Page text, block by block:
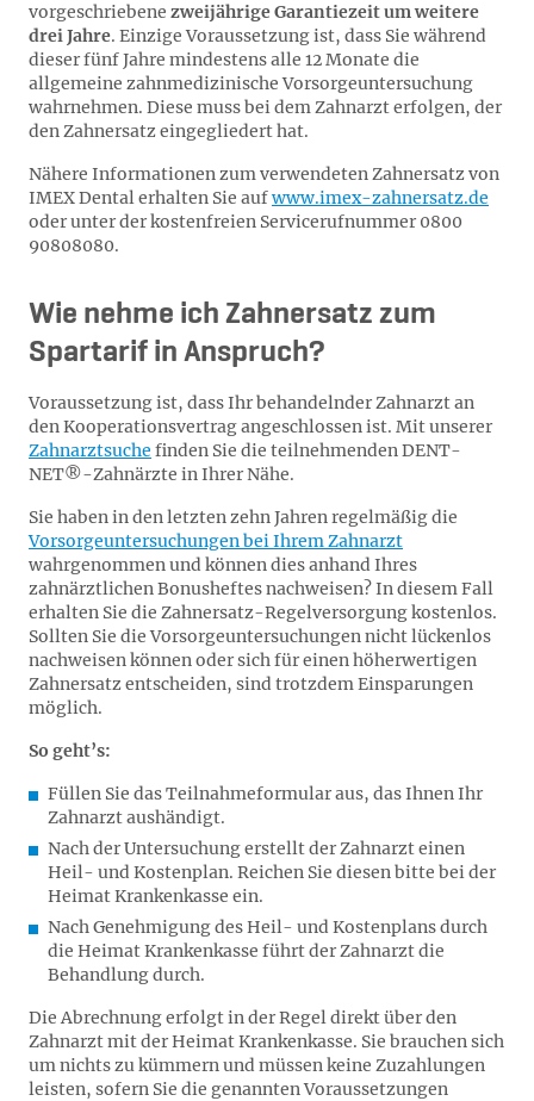
vorgeschriebene zweijährige Garantiezeit um weitere
drei Jahre. Einzige Voraussetzung ist, dass Sie während
dieser fünf Jahre mindestens alle 12 Monate die
allgemeine zahnmedizinische Vorsorgeuntersuchung
wahrnehmen. Diese muss bei dem Zahnarzt erfolgen, der
den Zahnersatz eingegliedert hat.
Nähere Informationen zum verwendeten Zahnersatz von
IMEX Dental erhalten Sie aufwww.imex-zahnersatz.de
oder unter der kostenfreien Servicerufnummer 0800
90808080.
Wie nehme ich Zahnersatz zum
Spartarif in Anspruch?
Voraussetzung ist, dass Ihr behandelnder Zahnarzt an
den Kooperationsvertrag angeschlossen ist. Mit unserer
Zahnarztsuche finden Sie die teilnehmenden DENT-
NET®-Zahnärzte in Ihrer Nähe.
Sie haben in den letzten zehn Jahren regelmäßig die
Vorsorgeuntersuchungen bei Ihrem Zahnarzt
wahrgenommen und können dies anhand Ihres
zahnärztlichen Bonusheftes nachweisen? In diesem Fall
erhalten Sie die Zahnersatz-Regelversorgung kostenlos.
Sollten Sie die Vorsorgeuntersuchungen nicht lückenlos
nachweisen können oder sich für einen höherwertigen
Zahnersatz entscheiden, sind trotzdem Einsparungen
möglich.
So geht’s:
Füllen Sie das Teilnahmeformular aus, das Ihnen Ihr
Zahnarzt aushändigt.
Nach der Untersuchung erstellt der Zahnarzt einen
Heil- und Kostenplan. Reichen Sie diesen bitte bei der
Heimat Krankenkasse ein.
Nach Genehmigung des Heil- und Kostenplans durch
die Heimat Krankenkasse führt der Zahnarzt die
Behandlung durch.
Die Abrechnung erfolgt in der Regel direkt über den
Zahnarzt mit der Heimat Krankenkasse. Sie brauchen sich
um nichts zu kümmern und müssen keine Zuzahlungen
leisten, sofern Sie die genannten Voraussetzungen